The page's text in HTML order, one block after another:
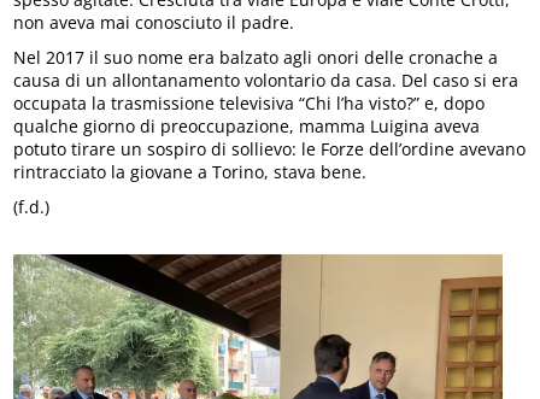
non aveva mai conosciuto il padre.
Nel 2017 il suo nome era balzato agli onori delle cronache a
causa di un allontanamento volontario da casa. Del caso si era
occupata la trasmissione televisiva “Chi l’ha visto?” e, dopo
qualche giorno di preoccupazione, mamma Luigina aveva
potuto tirare un sospiro di sollievo: le Forze dell’ordine avevano
rintracciato la giovane a Torino, stava bene.
(f.d.)